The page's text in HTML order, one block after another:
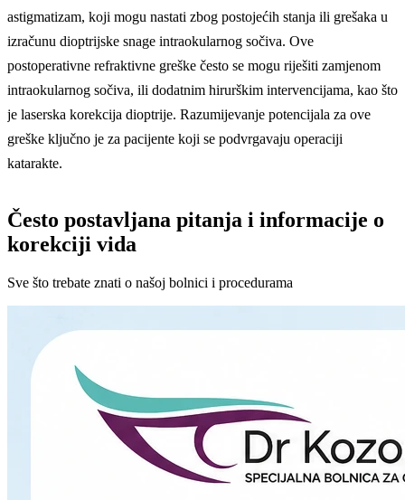
astigmatizam, koji mogu nastati zbog postojećih stanja ili grešaka u
izračunu dioptrijske snage intraokularnog sočiva. Ove
postoperativne refraktivne greške često se mogu riješiti zamjenom
intraokularnog sočiva, ili dodatnim hirurškim intervencijama, kao što
je laserska korekcija dioptrije. Razumijevanje potencijala za ove
greške ključno je za pacijente koji se podvrgavaju operaciji
katarakte.
Često postavljana pitanja i informacije o
korekciji vida
Sve što trebate znati o našoj bolnici i procedurama